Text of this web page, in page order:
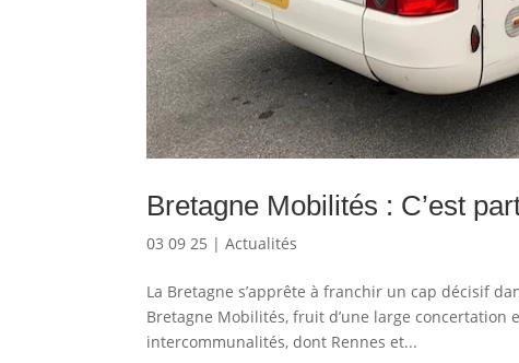
Bretagne Mobilités : C’est
03 09 25 |Actualités
La Bretagne s’apprête à franchir un cap décisif
Bretagne Mobilités, fruit d’une large concertation
intercommunalités, dont Rennes et...